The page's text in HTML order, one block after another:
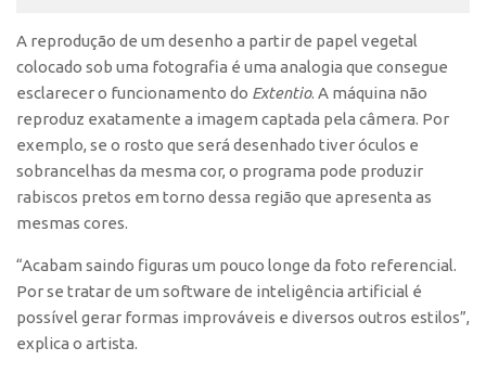
Portal do Inventor
VPI – Vocação para Inovação
Leis e Normas
Transferência de Tecnologia
Convênios
Chamamento
A reprodução de um desenho a partir de papel vegetal
colocado sob uma fotografia é uma analogia que consegue
esclarecer o funcionamento do Extentio. A máquina não
reproduz exatamente a imagem captada pela câmera. Por
exemplo, se o rosto que será desenhado tiver óculos e
sobrancelhas da mesma cor, o programa pode produzir
rabiscos pretos em torno dessa região que apresenta as
mesmas cores.
“Acabam saindo figuras um pouco longe da foto referencial.
Por se tratar de um software de inteligência artificial é
possível gerar formas improváveis e diversos outros estilos”,
explica o artista.